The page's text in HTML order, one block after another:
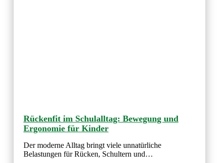
Rückenfit im Schulalltag: Bewegung und
Ergonomie für Kinder
Der moderne Alltag bringt viele unnatürliche
Belastungen für Rücken, Schultern und…